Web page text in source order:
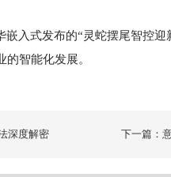
入式发布的“灵蛇摆尾智控
智能化发展。
深度解密 下一篇：